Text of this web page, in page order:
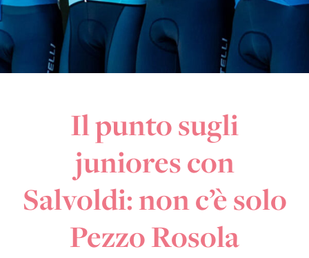
Il punto sugli
juniores con
Salvoldi: non c’è solo
Pezzo Rosola